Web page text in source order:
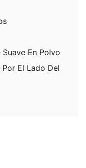
En Polvo
El Lado Del